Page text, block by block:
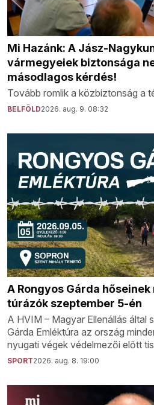
Mi Hazánk: A Jász-
vármegyeiek biztonsága
másodlagos kérdés!
Tovább romlik a közbiztonság a
BELFÖLD2026. aug. 9. 08:32
A Rongyos Gárda
túrázók szeptember 5-én
A HVIM – Magyar Ellenállás által
Gárda Emléktúra az ország
nyugati végek védelmezői előtt
SPORT2026. aug. 8. 19:00